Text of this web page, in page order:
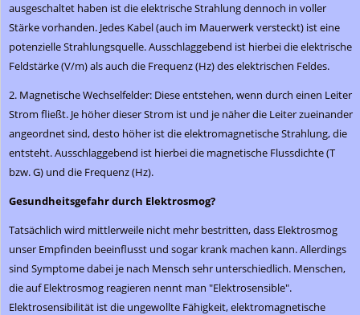
ausgeschaltet haben ist die elektrische Strahlung dennoch in voller
Stärke vorhanden. Jedes Kabel (auch im Mauerwerk versteckt) ist eine
potenzielle Strahlungsquelle. Ausschlaggebend ist hierbei die elektrische
Feldstärke (V/m) als auch die Frequenz (Hz) des elektrischen Feldes.
2. Magnetische Wechselfelder: Diese entstehen, wenn durch einen Leiter
Strom fließt. Je höher dieser Strom ist und je näher die Leiter zueinander
angeordnet sind, desto höher ist die elektromagnetische Strahlung, die
entsteht. Ausschlaggebend ist hierbei die magnetische Flussdichte (T
bzw. G) und die Frequenz (Hz).
Gesundheitsgefahr durch Elektrosmog?
Tatsächlich wird mittlerweile nicht mehr bestritten, dass Elektrosmog
unser Empfinden beeinflusst und sogar krank machen kann. Allerdings
sind Symptome dabei je nach Mensch sehr unterschiedlich. Menschen,
die auf Elektrosmog reagieren nennt man "Elektrosensible".
Elektrosensibilität ist die ungewollte Fähigkeit, elektromagnetische